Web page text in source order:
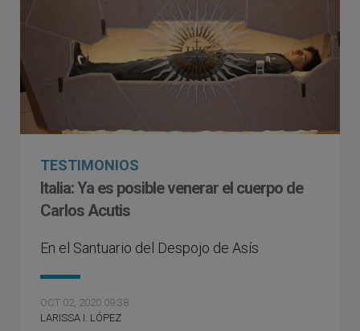
TESTIMONIOS
Italia: Ya es posible venerar el cuerpo de
Carlos Acutis
En el Santuario del Despojo de Asís
OCT 02, 2020 09:38
LARISSA I. LÓPEZ